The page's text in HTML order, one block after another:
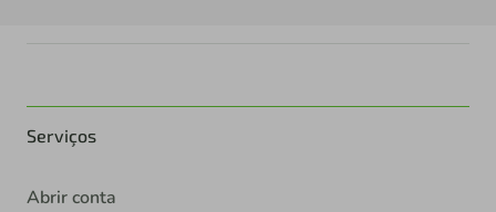
Serviços
Abrir conta